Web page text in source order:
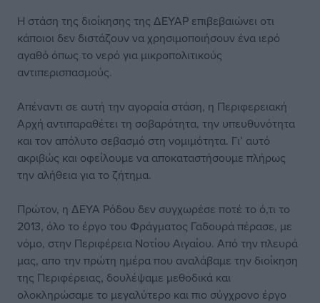
Η στάση της διοίκησης της ΔΕΥΑΡ επιβεβαιώνει οτι
κάποιοι δεν διστάζουν να χρησιμοποιήσουν ένα ιερό
αγαθό όπως το νερό για μικροπολιτικούς
αντιπερισπασμούς.
Απέναντι σε αυτή την αγοραία στάση, η Περιφερειακή
Αρχή αντιπαραθέτει τη σοβαρότητα, την υπευθυνότητα
και τον απόλυτο σεβασμό στη νομιμότητα. Γι’ αυτό
ακριβώς και οφείλουμε να αποκαταστήσουμε πλήρως
την αλήθεια για το ζήτημα.
Πρώτον, η ΔΕΥΑ Ρόδου δεν συγχωρέσε ποτέ το ό,τι το
2013, όλο το έργο του Φράγματος Γαδουρά πέρασε, με
νόμο, στην Περιφέρεια Νοτίου Αιγαίου. Από την πλευρά
μας, απο την πρώτη ημέρα που αναλάβαμε την διοίκηση
της Περιφέρειας, δουλέψαμε μεθοδικά και
ολοκληρώσαμε το μεγαλύτερο και πιο σύγχρονο έργο